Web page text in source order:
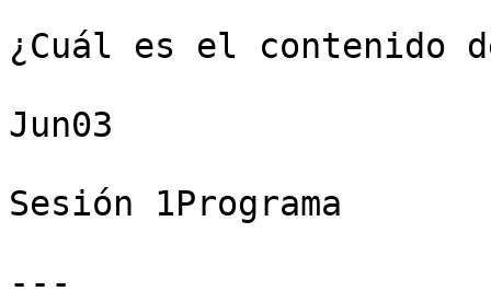
¿Cuál es el contenido
Jun03
Sesión 1Programa
---